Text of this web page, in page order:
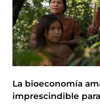
La bioeconomía
imprescindible